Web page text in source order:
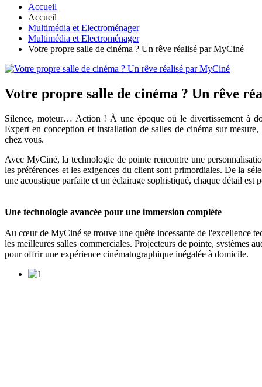
Accueil
Accueil
Multimédia et Electroménager
Multimédia et Electroménager
Votre propre salle de cinéma ? Un rêve réalisé par MyCiné
Votre propre salle de cinéma ? Un rêve
Silence, moteur… Action ! À une époque où le divertissement à
Expert en conception et installation de salles de cinéma sur
chez vous.
Avec MyCiné, la technologie de pointe rencontre une
les préférences et les exigences du client sont primordiales. De la
une acoustique parfaite et un éclairage sophistiqué, chaque détail est
Une technologie avancée pour une immersion complète
Au cœur de MyCiné se trouve une quête incessante de l'excellence
les meilleures salles commerciales. Projecteurs de pointe, systèmes
pour offrir une expérience cinématographique inégalée à domicile.